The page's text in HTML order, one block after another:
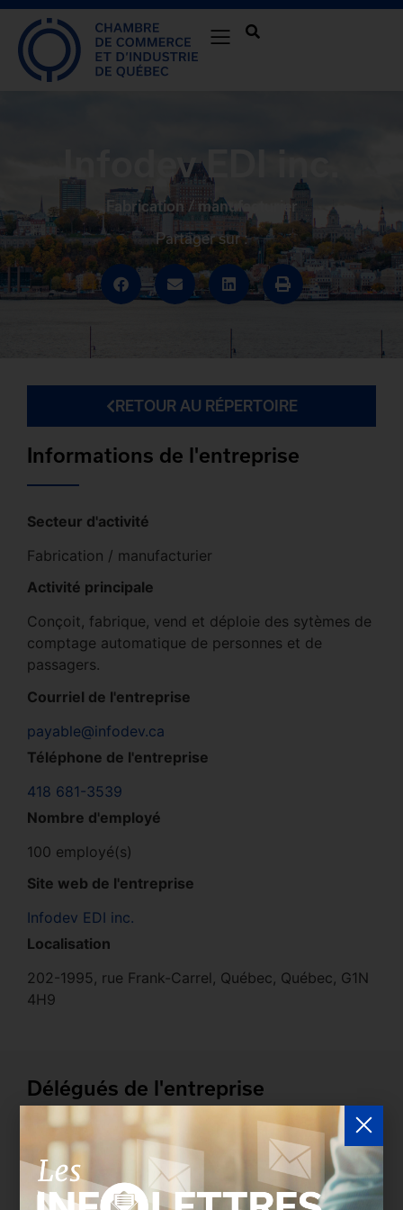
Infodev EDI inc.
Fabrication / manufacturier
Partager sur :
RETOUR AU RÉPERTOIRE
Informations de l'entreprise
Secteur d'activité
Fabrication / manufacturier
Activité principale
Conçoit, fabrique, vend et déploie des sytèmes de
comptage automatique de personnes et de
passagers.
Courriel de l'entreprise
payable@infodev.ca
Téléphone de l'entreprise
418 681-3539
Nombre d'employé
100 employé(s)
Site web de l'entreprise
Infodev EDI inc.
Localisation
202-1995, rue Frank-Carrel, Québec, Québec, G1N
4H9
Délégués de l'entreprise
Les entreprises membres peuvent bénéficier d’une
version plus détaillée du répertoire via leur espace
sécurisé.Connectez-vousafin de consulter le